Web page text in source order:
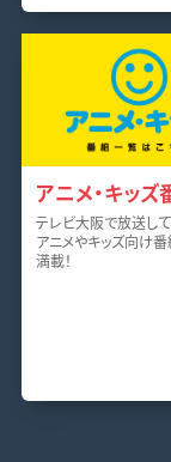
アニメ・キッ
テレビ大阪で放送し
アニメやキッズ向け
満載！